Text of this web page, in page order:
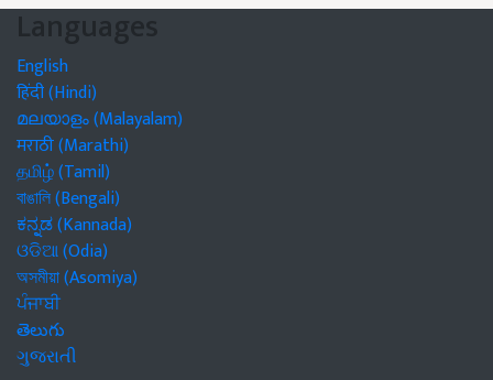
Languages
English
हिंदी (Hindi)
മലയാളം (Malayalam)
मराठी (Marathi)
தமிழ் (Tamil)
বাঙালি (Bengali)
ಕನ್ನಡ (Kannada)
ଓଡିଆ (Odia)
অসমীয়া (Asomiya)
ਪੰਜਾਬੀ
తెలుగు
ગુજરાતી